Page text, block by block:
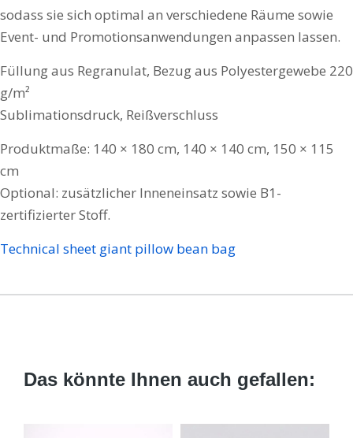
sodass sie sich optimal an verschiedene Räume sowie
Event- und Promotionsanwendungen anpassen lassen.
Füllung aus Regranulat, Bezug aus Polyestergewebe 220
g/m²
Sublimationsdruck, Reißverschluss
Produktmaße: 140 × 180 cm, 140 × 140 cm, 150 × 115
cm
Optional: zusätzlicher Inneneinsatz sowie B1-
zertifizierter Stoff.
Technical sheet giant pillow bean bag
Das könnte Ihnen auch gefallen: